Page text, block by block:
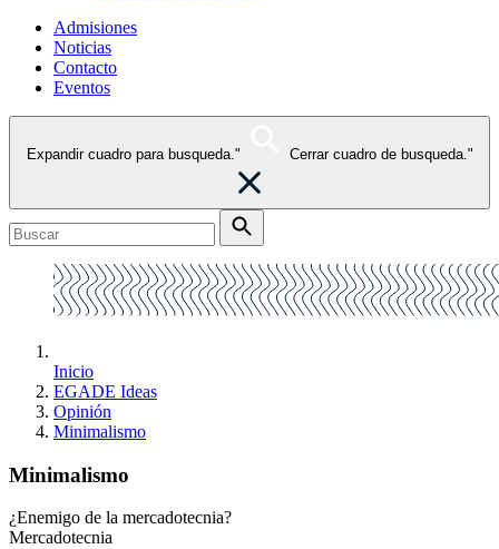
Admisiones
Noticias
Contacto
Eventos
Expandir cuadro para busqueda." Cerrar cuadro de busqueda."
Inicio
EGADE Ideas
Opinión
Minimalismo
Minimalismo
¿Enemigo de la mercadotecnia?
Mercadotecnia